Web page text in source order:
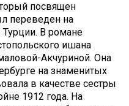
посвящен
переведен на
Турции. В романе
ишана
Акчуриной. Она
на знаменитых
в качестве сестры
1912 года. На